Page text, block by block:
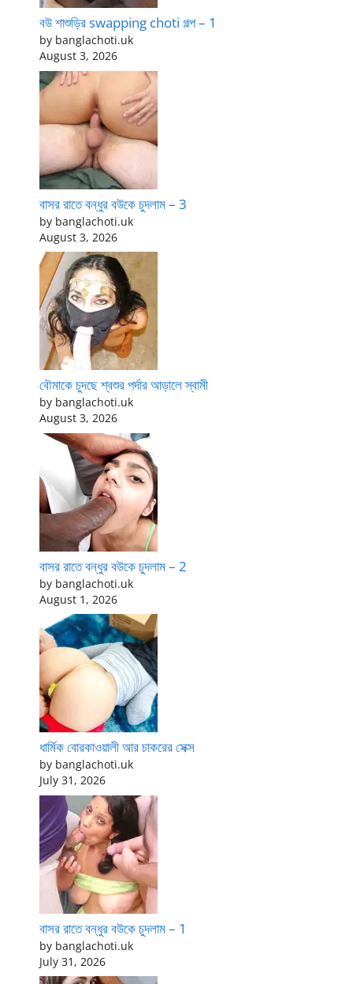
বউ শাশুড়ির swapping choti গল্প – 1
by banglachoti.uk
August 3, 2026
বাসর রাতে বন্ধুর বউকে চুদলাম – 3
by banglachoti.uk
August 3, 2026
বৌমাকে চুদছে শ্বশুর পর্দার আড়ালে স্বামী
by banglachoti.uk
August 3, 2026
বাসর রাতে বন্ধুর বউকে চুদলাম – 2
by banglachoti.uk
August 1, 2026
ধার্মিক বোরকাওয়ালী আর চাকরের সেক্স
by banglachoti.uk
July 31, 2026
বাসর রাতে বন্ধুর বউকে চুদলাম – 1
by banglachoti.uk
July 31, 2026